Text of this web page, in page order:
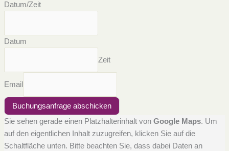
Datum/Zeit
Datum
Zeit
Email
Buchungsanfrage abschicken
Sie sehen gerade einen Platzhalterinhalt von Google Maps. Um
auf den eigentlichen Inhalt zuzugreifen, klicken Sie auf die
Schaltfläche unten. Bitte beachten Sie, dass dabei Daten an